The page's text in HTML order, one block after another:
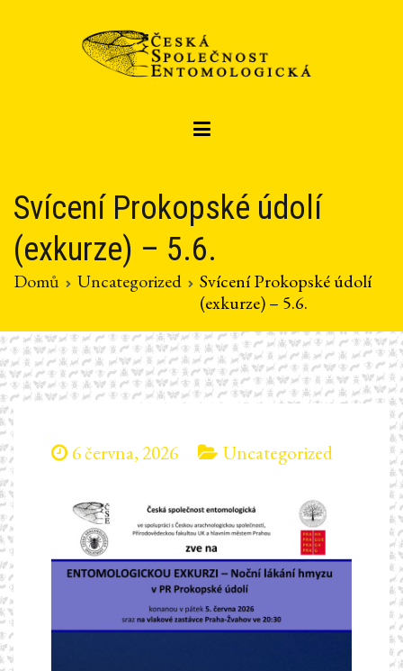
Svícení Prokopské údolí
(exkurze) – 5.6.
Domů Uncategorized
Svícení Prokopské údolí
(exkurze) – 5.6.
6 června, 2026 Uncategorized